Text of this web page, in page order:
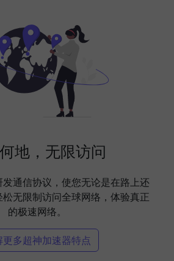
地，无限访问
通信协议，使您无论是在路上还
无限制访问全球网络，体验真正
的极速网络。
更多超神加速器特点